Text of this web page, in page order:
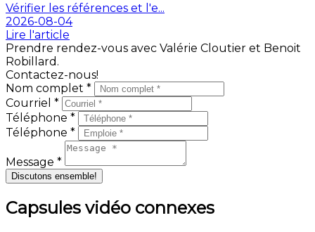
Vérifier les références et l'e...
2026-08-04
Lire l'article
Prendre rendez-vous avec Valérie Cloutier et Benoit
Robillard.
Contactez-nous!
Nom complet *
Courriel *
Téléphone *
Téléphone *
Message *
Discutons ensemble!
Capsules vidéo connexes